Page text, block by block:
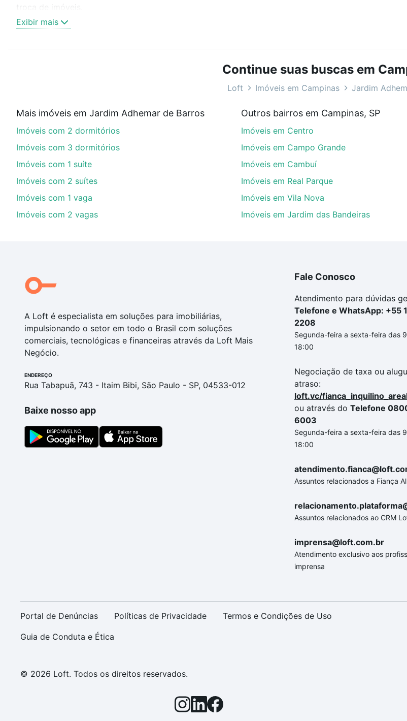
Como escolher um imóvel?
Use barra de busca no topo para pesquisar por ruas, bairros e até condomínios favoritos. Você
ou sem vaga de garagem para combinar perfeitamente com o preço, metragem e comodidades,
Imóveis com 2 vagas à venda em Jardim Adhemar de Barros, Campinas, SP ideal para você na Loft.
Aqui na Loft temos a oferta ideal para você, com Imóveis com 2 vagas à venda em Jardim Adhemar
nossas opções de financiamento imobiliário as parcelas podem se adequar ao seu orçamento. Se
compra, veja em nosso portal
quanto custa comprar um apartamento e conte com a gente para
Exibir mais
Continue suas buscas em
Loft Imóveis em Campinas Jardim
Mais imóveis em Jardim Adhemar de Barros
Imóveis com 2 dormitórios
Imóveis com 3 dormitórios
Imóveis com 1 suíte
Imóveis com 2 suítes
Imóveis com 1 vaga
Imóveis com 2 vagas
Outros bairros em Campinas, SP
Imóveis em Centro
Imóveis em Campo Grande
Imóveis em Cambuí
Imóveis em Real Parque
Imóveis em Vila Nova
Imóveis em Jardim das Bandeiras
A Loft é especialista em soluções para imobiliárias,
impulsionando o setor em todo o Brasil com soluções
comerciais, tecnológicas e financeiras através da Loft Mais
Negócio.
ENDEREÇO
Rua Tabapuã, 743 - Itaim Bibi, São Paulo - SP, 04533-012
Baixe nosso app
Fale Conosco
Atendimento para dúvidas
Telefone e WhatsApp: +55
2208
Segunda-feira a sexta-feira das
18:00
Negociação de taxa ou
atraso:
loft.vc/
ou através do Telefone
6003
Segunda-feira a sexta-feira das
18:00
Assuntos relacionados a Fiança
Assuntos relacionados ao CRM
imprensa@loft.com.br
Atendimento exclusivo aos
imprensa
Portal de Denúncias Políticas de Privacidade Termos e Condições de Uso
Guia de Conduta e Ética
© 2026 Loft. Todos os direitos reservados.